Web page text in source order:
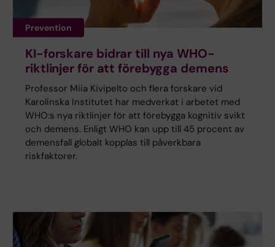
Prevention
KI-forskare bidrar till nya WHO-
riktlinjer för att förebygga demens
Professor Miia Kivipelto och flera forskare vid
Karolinska Institutet har medverkat i arbetet med
WHO:s nya riktlinjer för att förebygga kognitiv svikt
och demens. Enligt WHO kan upp till 45 procent av
demensfall globalt kopplas till påverkbara
riskfaktorer.